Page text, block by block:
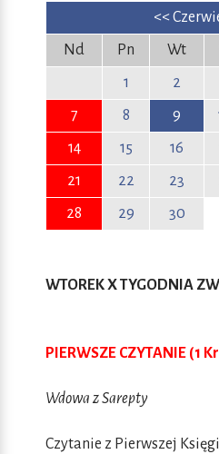
<<
Nd
Pn Wt
1
2
7
8 9
14
15 16
21
22 23
28
29 30
WTOREK X TYGODNIA
PIERWSZE CZYTANIE (1
Wdowa z Sarepty
Czytanie z Pierwszej